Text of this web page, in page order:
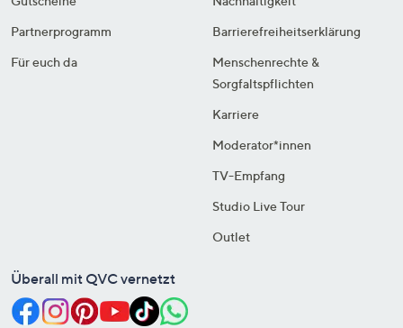
Partnerprogramm
Für euch da
Barrierefreiheitserklärung
Menschenrechte &
Sorgfaltspflichten
Karriere
Moderator*innen
TV-Empfang
Studio Live Tour
Outlet
Überall mit QVC vernetzt